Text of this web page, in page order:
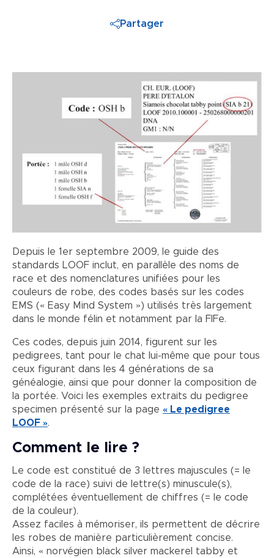
Partager
Depuis le 1er septembre 2009, le guide des
standards LOOF inclut, en parallèle des noms de
race et des nomenclatures unifiées pour les
couleurs de robe, des codes basés sur les codes
EMS (« Easy Mind System ») utilisés très largement
dans le monde félin et notamment par la FIFe.
Ces codes, depuis juin 2014, figurent sur les
pedigrees, tant pour le chat lui-même que pour tous
ceux figurant dans les 4 générations de sa
généalogie, ainsi que pour donner la composition de
la portée. Voici les exemples extraits du pedigree
specimen présenté sur la page « Le pedigree
LOOF ».
Comment le lire ?
Le code est constitué de 3 lettres majuscules (= le
code de la race) suivi de lettre(s) minuscule(s),
complétées éventuellement de chiffres (= le code
de la couleur).
Assez faciles à mémoriser, ils permettent de décrire
les robes de manière particulièrement concise.
Ainsi, « norvégien black silver mackerel tabby et